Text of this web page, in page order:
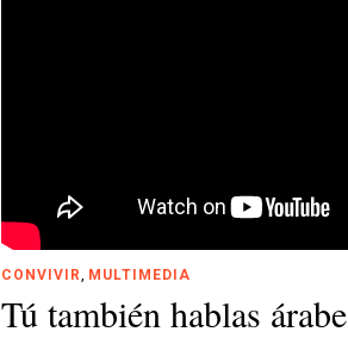
CONVIVIR, MULTIMEDIA
Tú también hablas árabe